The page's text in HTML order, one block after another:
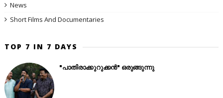
News
Short Films And Documentaries
TOP 7 IN 7 DAYS
"പാതിരാക്കുറുക്കൻ" ഒരുങ്ങുന്നു